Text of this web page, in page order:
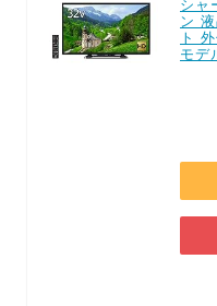
シャ
ン
ト
モデ